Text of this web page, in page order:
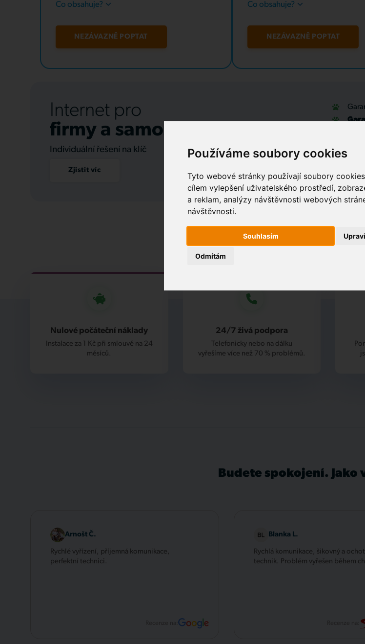
Používáme soubory cookies
Tyto webové stránky používají soubory
cílem vylepšení uživatelského prostředí,
a reklam, analýzy návštěvnosti webových
návštěvnosti.
Souhlasím
Odmítám
Co obsahuje?
NEZÁVAZNĚ POPTAT
Co obsahuje?
NEZÁVAZNĚ POPTAT
Internet pro
firmy a samosprávu
Individuální řešení na klíč
Zjistit víc
IT
Nulové počáteční náklady
Instalace za 1 Kč při smlouvě na 24
měsíců.
24/7 živá podpora
Telefonicky nebo na dálku
vyřešíme více než 70 % problémů.
Budete spokojení. Jako
Arnošt Č.
Rychlé vyřízení, příjemná komunikace,
perfektní technici.
Blanka L.
Rychlá komunikace, šikovný a
technik. Problém vyřešen během